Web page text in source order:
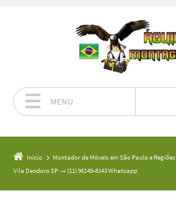
MENU
Início Montador de Móveis em São Paulo e Regiões
Vila Deodoro SP → (11) 96149-8143 Whatsapp